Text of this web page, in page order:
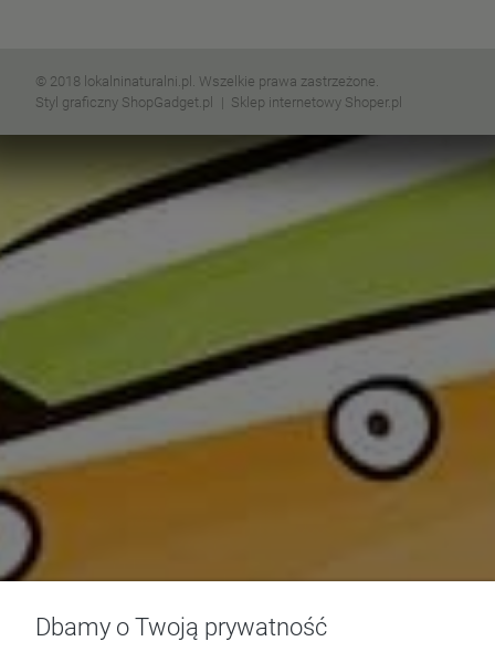
© 2018 lokalninaturalni.pl. Wszelkie prawa zastrzeżone.
Styl graficzny ShopGadget.pl
Sklep internetowy Shoper.pl
Dbamy o Twoją prywatność